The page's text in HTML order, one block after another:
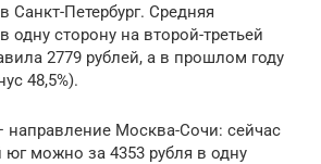
Петербург. Средняя
одну сторону на второй-третьей
2779 рублей, а в прошлом году
48,5%).
направление Москва-Сочи: сейчас
юг можно за 4353 рубля в одну